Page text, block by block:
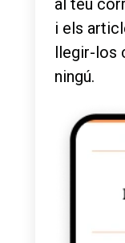
al teu
i els
llegir-los
ningú.